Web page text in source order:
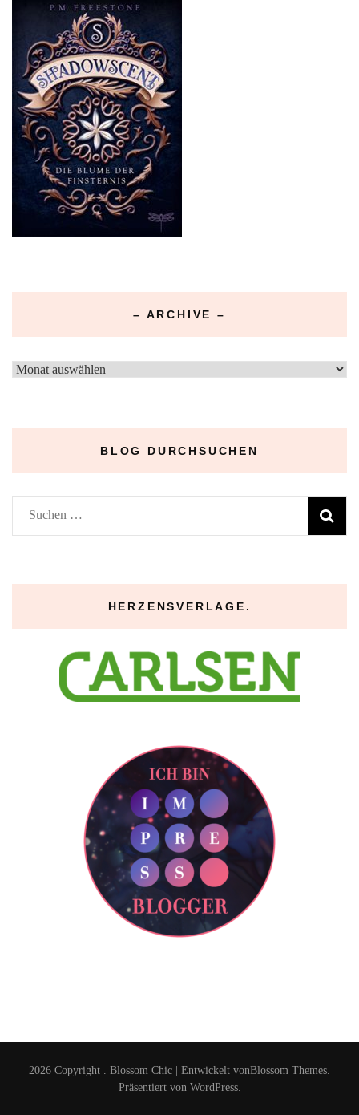
– ARCHIVE –
–
BLOG DURCHSUCHEN
Suchen
nach:
HERZENSVERLAGE.
2026 Copyright Blossom Chic | Entwickelt vonBlossom Themes
Präsentiert von WordPress.